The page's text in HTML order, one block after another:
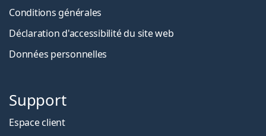
Conditions générales
Déclaration d'accessibilité du site web
Données personnelles
Support
Espace client